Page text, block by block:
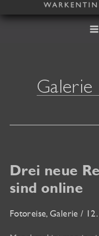
Inhalt
Galerie
Drei neue
sind online
Fotoreise, Galerie /